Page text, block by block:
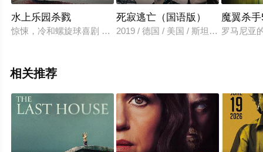
水上乐园杀戮
惊悚，冷和螺旋球喜剧 和小比基尼和血腥肢解在这个氯和血浸的
死寂逃亡（国语版）
2019 / 德国 / 美国 / 斯坦利·图齐,琪兰
魔翼杀
罗马尼亚
相关推荐